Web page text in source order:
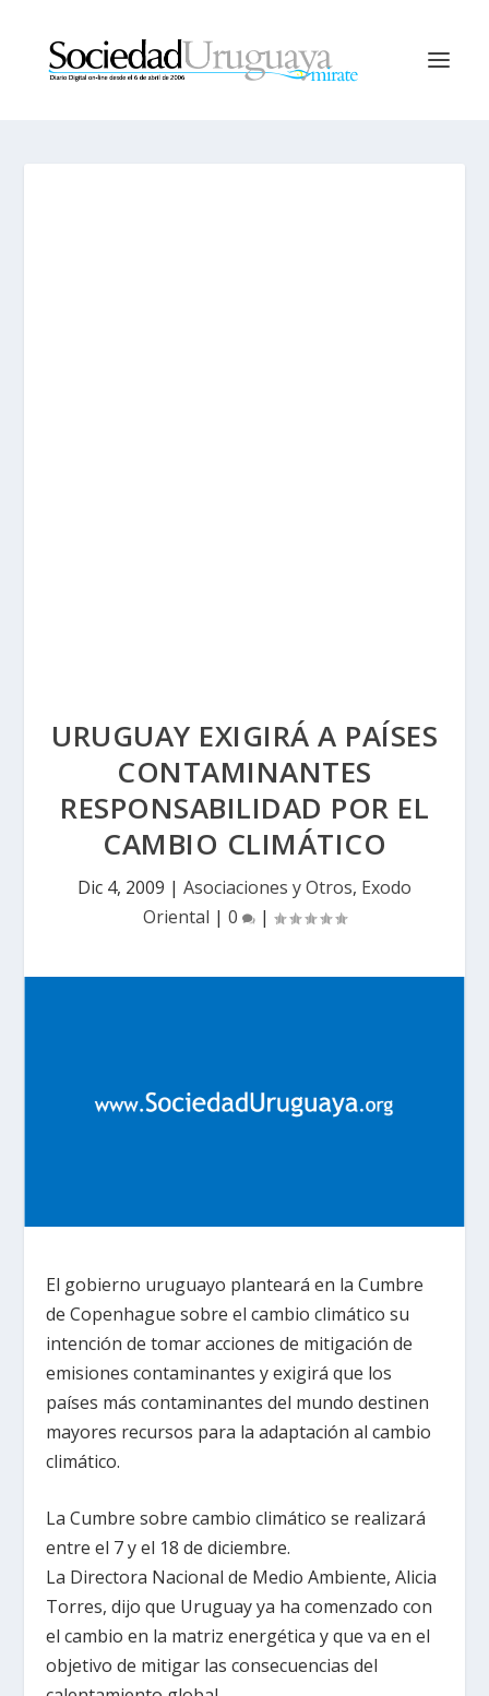
URUGUAY EXIGIRÁ A PAÍSES
CONTAMINANTES
RESPONSABILIDAD POR EL
CAMBIO CLIMÁTICO
Dic 4, 2009 | Asociaciones y Otros, Exodo
Oriental | 0 |
El gobierno uruguayo planteará en la Cumbre
de Copenhague sobre el cambio climático su
intención de tomar acciones de mitigación de
emisiones contaminantes y exigirá que los
países más contaminantes del mundo destinen
mayores recursos para la adaptación al cambio
climático.
La Cumbre sobre cambio climático se realizará
entre el 7 y el 18 de diciembre.
La Directora Nacional de Medio Ambiente, Alicia
Torres, dijo que Uruguay ya ha comenzado con
el cambio en la matriz energética y que va en el
objetivo de mitigar las consecuencias del